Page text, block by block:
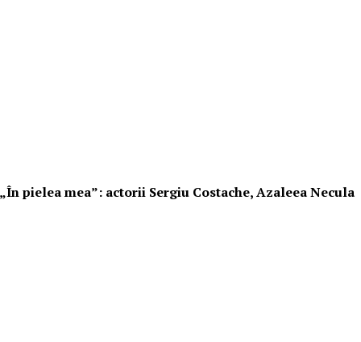
pielea mea”: actorii Sergiu Costache, Azaleea Necula